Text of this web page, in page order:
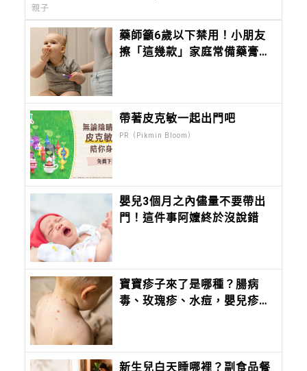
陪我築起兒子的移動城堡
親子
藥師籲6歲以下禁用！小朋友
擦「這幾款」家庭常備藥膏藥
帶著皮克敏一起出門吧
PR（Pikmin Bloom）
嬰兒3個月之內儘量不要帶出
門！這件事阿嬤終於沒說錯
寶寶疹子來了是哪種？腸病
毒、玫瑰疹、水痘，嬰兒疹子
新生兒白天睡哪裡？副食品餐